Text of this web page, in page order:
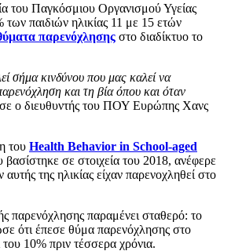
του Παγκόσμιου Οργανισμού Υγείας
παιδιών ηλικίας 11 με 15 ετών
παρενόχλησης στο διαδίκτυο το
σήμα κινδύνου που μας καλεί να
και τη βία όπου και όταν
ο διευθυντής του ΠΟΥ Ευρώπης Χανς
του Health Behavior in School-aged
σε στοιχεία του 2018, ανέφερε
της ηλικίας είχαν παρενοχληθεί στο
παρενόχλησης παραμένει σταθερό: το
ότι έπεσε θύμα παρενόχλησης στο
του 10% πριν τέσσερα χρόνια.